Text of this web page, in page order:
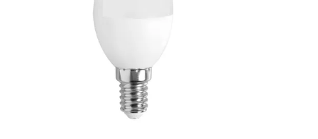
Cuisine et art de la table
Salle de bain et beauté
Entretien et rangement